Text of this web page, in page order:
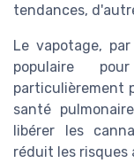
tendances,
Le vapotage,
populaire
particulièrement
santé
libérer les
réduit les risques